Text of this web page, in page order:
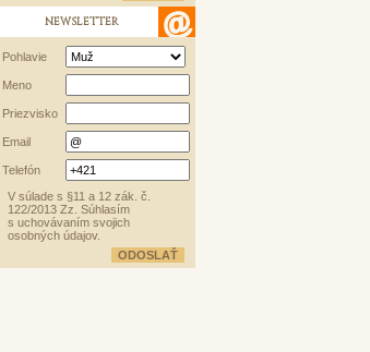
NEWSLETTER
Pohlavie
Meno
Priezvisko
Email
Telefón
V súlade s §11 a 12 zák. č.
122/2013 Zz. Súhlasím
s uchovávaním svojich
osobných údajov.